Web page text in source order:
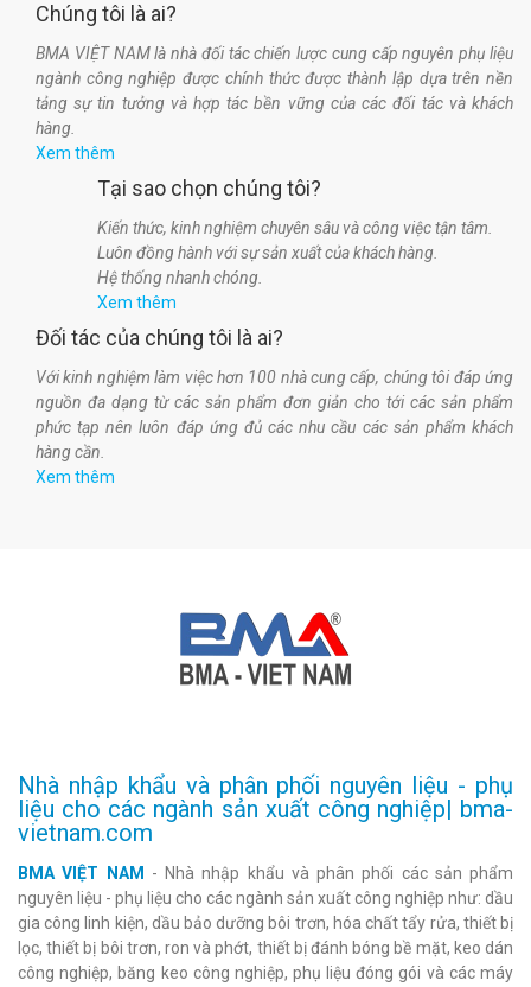
Chúng tôi là ai?
BMA VIỆT NAM là nhà đối tác chiến lược cung cấp nguyên phụ liệu
ngành công nghiệp được chính thức được thành lập dựa trên nền
tảng sự tin tưởng và hợp tác bền vững của các đối tác và khách
hàng.
Xem thêm
Tại sao chọn chúng tôi?
Kiến thức, kinh nghiệm chuyên sâu và công việc tận tâm.
Luôn đồng hành với sự sản xuất của khách hàng.
Hệ thống nhanh chóng.
Xem thêm
Đối tác của chúng tôi là ai?
Với kinh nghiệm làm việc hơn 100 nhà cung cấp, chúng tôi đáp ứng
nguồn đa dạng từ các sản phẩm đơn giản cho tới các sản phẩm
phức tạp nên luôn đáp ứng đủ các nhu cầu các sản phẩm khách
hàng cần.
Xem thêm
Nhà nhập khẩu và phân phối nguyên liệu - phụ
liệu cho các ngành sản xuất công nghiệp| bma-
vietnam.com
BMA VIỆT NAM
- Nhà nhập khẩu và phân phối các sản phẩm
nguyên liệu - phụ liệu cho các ngành sản xuất công nghiệp như: dầu
gia công linh kiện, dầu bảo dưỡng bôi trơn, hóa chất tẩy rửa, thiết bị
lọc, thiết bị bôi trơn, ron và phớt, thiết bị đánh bóng bề mặt, keo dán
công nghiệp, băng keo công nghiệp, phụ liệu đóng gói và các máy